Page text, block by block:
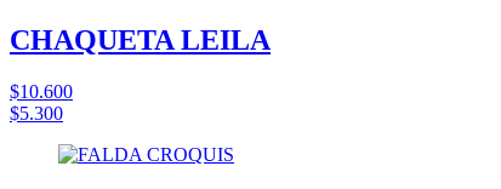
CHAQUETA LEILA
$10.600
$5.300